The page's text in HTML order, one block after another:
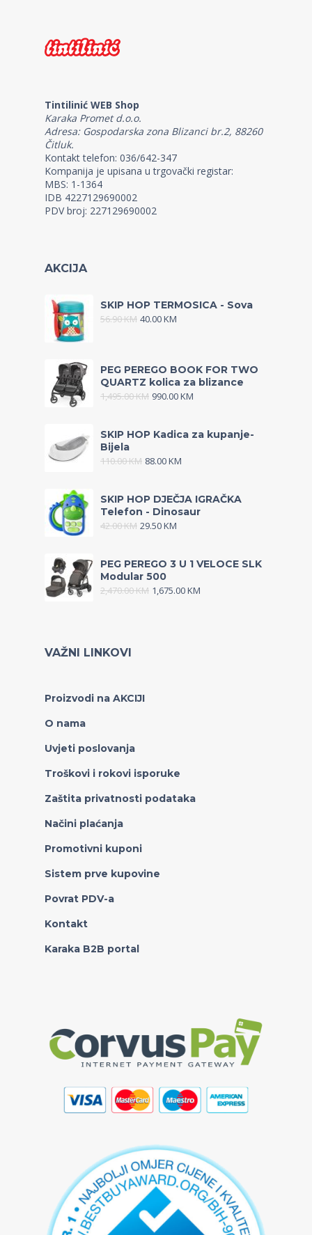
Tintilinić WEB Shop
Karaka Promet d.o.o.
Adresa: Gospodarska zona Blizanci br.2, 88260
Čitluk.
Kontakt telefon: 036/642-347
Kompanija je upisana u trgovački registar:
MBS: 1-1364
IDB 4227129690002
PDV broj: 227129690002
AKCIJA
SKIP HOP TERMOSICA - Sova
56.90KM 40.00KM
PEG PEREGO BOOK FOR TWO
QUARTZ kolica za blizance
1,495.00KM 990.00KM
SKIP HOP Kadica za kupanje-
Bijela
110.00KM 88.00KM
SKIP HOP DJEČJA IGRAČKA
Telefon - Dinosaur
42.00KM 29.50KM
PEG PEREGO 3 U 1 VELOCE SLK
Modular 500
2,470.00KM 1,675.00KM
VAŽNI LINKOVI
Proizvodi na AKCIJI
O nama
Uvjeti poslovanja
Troškovi i rokovi isporuke
Zaštita privatnosti podataka
Načini plaćanja
Promotivni kuponi
Sistem prve kupovine
Povrat PDV-a
Kontakt
Karaka B2B portal